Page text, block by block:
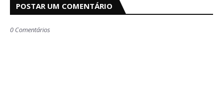
POSTAR UM COMENTÁRIO
0 Comentários